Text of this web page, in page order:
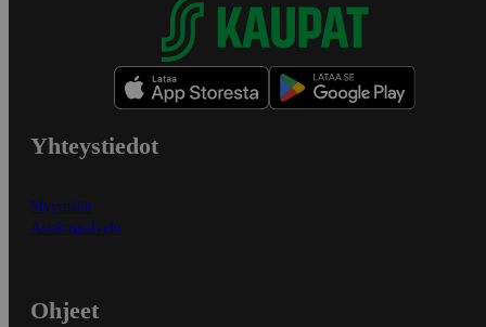
Yhteystiedot
Myymälät
Asiakaspalvelu
Ohjeet